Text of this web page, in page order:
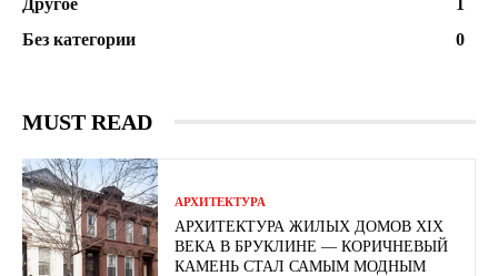
Без категории
0
MUST READ
АРХИТЕКТУРА
АРХИТЕКТУРА ЖИЛЫХ ДОМОВ XIX
ВЕКА В БРУКЛИНЕ — КОРИЧНЕВЫЙ
КАМЕНЬ СТАЛ САМЫМ МОДНЫМ